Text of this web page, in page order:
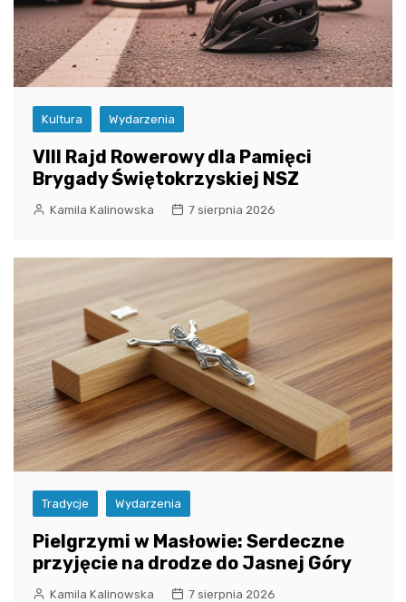
Kultura Wydarzenia
VIII Rajd Rowerowy dla Pamięci
Brygady Świętokrzyskiej NSZ
Kamila Kalinowska 7 sierpnia 2026
Tradycje Wydarzenia
Pielgrzymi w Masłowie: Serdeczne
przyjęcie na drodze do Jasnej Góry
Kamila Kalinowska 7 sierpnia 2026